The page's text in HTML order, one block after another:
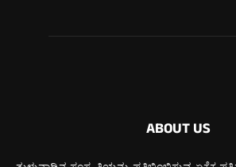
ABOUT US